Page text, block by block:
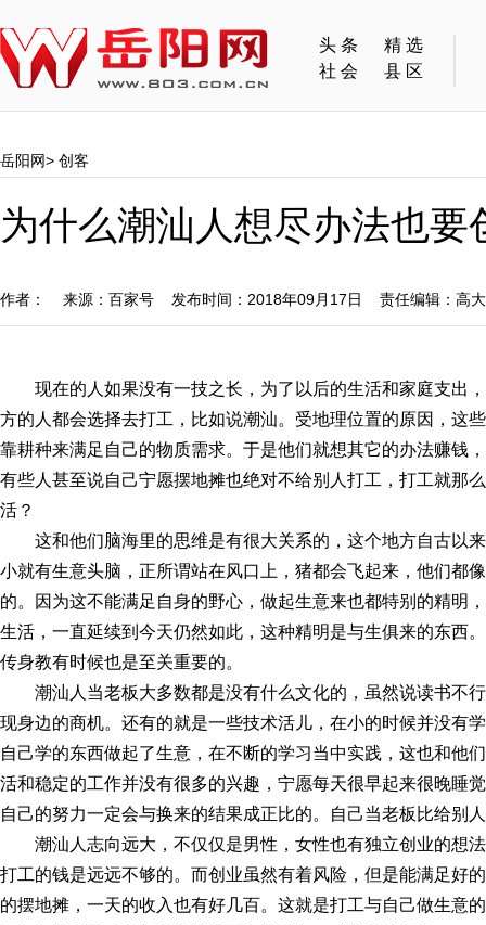
头条
精选
社会
县区
岳阳网> 创客
为什么潮汕人想尽办法也
作者： 来源：百家号 发布时间：2018年09月17日 责任编辑：高
现在的人如果没有一技之长，为了以后的生活和家庭支出
方的人都会选择去打工，比如说潮汕。受地理位置的原因，这
靠耕种来满足自己的物质需求。于是他们就想其它的办法赚钱
有些人甚至说自己宁愿摆地摊也绝对不给别人打工，打工就那
活？
这和他们脑海里的思维是有很大关系的，这个地方自古以
小就有生意头脑，正所谓站在风口上，猪都会飞起来，他们都
的。因为这不能满足自身的野心，做起生意来也都特别的精明
生活，一直延续到今天仍然如此，这种精明是与生俱来的东西
传身教有时候也是至关重要的。
潮汕人当老板大多数都是没有什么文化的，虽然说读书不
现身边的商机。还有的就是一些技术活儿，在小的时候并没有
自己学的东西做起了生意，在不断的学习当中实践，这也和他
活和稳定的工作并没有很多的兴趣，宁愿每天很早起来很晚睡
自己的努力一定会与换来的结果成正比的。自己当老板比给别
潮汕人志向远大，不仅仅是男性，女性也有独立创业的想
打工的钱是远远不够的。而创业虽然有着风险，但是能满足好
的摆地摊，一天的收入也有好几百。这就是打工与自己做生意